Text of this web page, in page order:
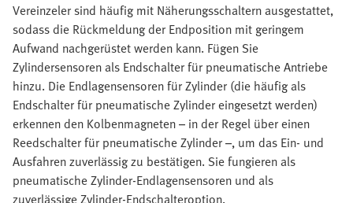
Vereinzeler sind häufig mit Näherungsschaltern ausgestattet,
sodass die Rückmeldung der Endposition mit geringem
Aufwand nachgerüstet werden kann. Fügen Sie
Zylindersensoren als Endschalter für pneumatische Antriebe
hinzu. Die Endlagensensoren für Zylinder (die häufig als
Endschalter für pneumatische Zylinder eingesetzt werden)
erkennen den Kolbenmagneten – in der Regel über einen
Reedschalter für pneumatische Zylinder –, um das Ein- und
Ausfahren zuverlässig zu bestätigen. Sie fungieren als
pneumatische Zylinder-Endlagensensoren und als
zuverlässige Zylinder-Endschalteroption.